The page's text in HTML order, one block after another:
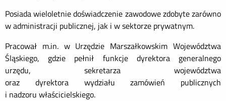
Posiada wieloletnie doświadczenie zawodowe zdobyte zarówno
w administracji publicznej, jak i w sektorze prywatnym.
Pracował m.in. w Urzędzie Marszałkowskim Województwa
Śląskiego, gdzie pełnił funkcje dyrektora generalnego
urzędu, sekretarza województwa
oraz dyrektora wydziału zamówień publicznych
i nadzoru właścicielskiego.